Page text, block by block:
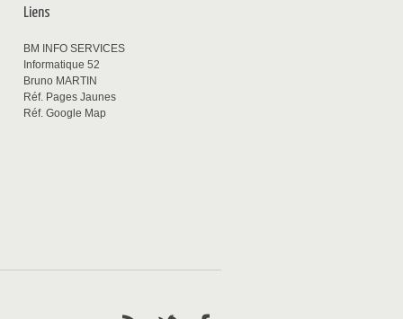
Liens
BM INFO SERVICES
Informatique 52
Bruno MARTIN
Réf. Pages Jaunes
Réf. Google Map